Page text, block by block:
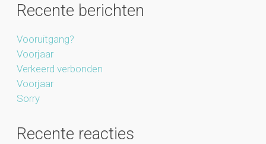
Recente berichten
Vooruitgang?
Voorjaar
Verkeerd verbonden
Voorjaar
Sorry
Recente reacties